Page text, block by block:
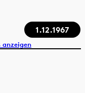
1.12.1967
anzeigen